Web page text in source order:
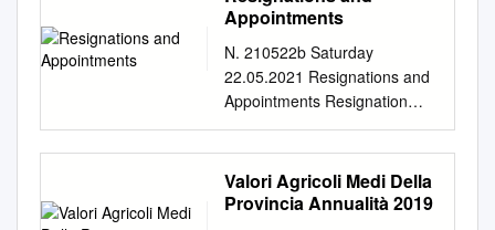
INFRINFRASTRUTTURE
“TEAM PROGETTO”
COORDINATORE 4a AREA
Sindaco Ing. Giovanni Salerno
On.le Dott. Ciro Borriello
Documento elaborato da:
Assessore all’Urbanistica
Arch. Michele Sannino Sig.
Appointments
N. 210522b Saturday
22.05.2021 Resignations and
Appointments Resignation
and succession of
metropolitan archbishop of
Agrigento, Italy Appointment
of metropolitan archbishop of
Valori Agricoli Medi Della
Provincia Annualità 2019